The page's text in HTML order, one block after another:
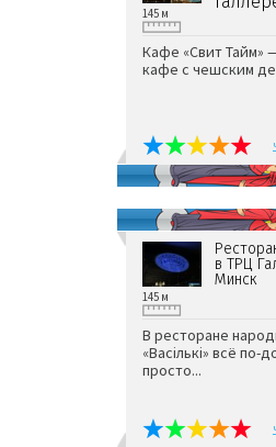
145 м
Кафе «Свит Тайм»
кафе с чешским
в ТРЦ
Минск
145 м
В ресторане
«Васiлькi» всё по-
просто...